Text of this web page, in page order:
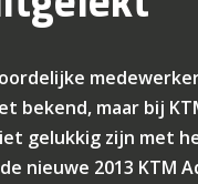
bekend, maar bij
gelukkig zijn met
nieuwe 2013 KTM